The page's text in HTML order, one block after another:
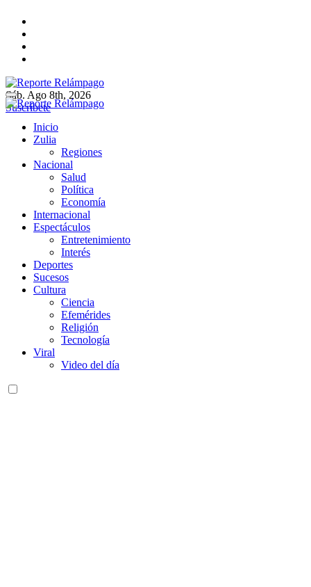
contenido
Reporte Relámpago
Claridad y rigor en cada noticia
Sáb. Ago 8th, 2026
Suscríbete
Reporte Relámpago
Claridad y rigor en cada noticia
Inicio
Zulia
Regiones
Nacional
Salud
Política
Economía
Internacional
Espectáculos
Entretenimiento
Interés
Deportes
Sucesos
Cultura
Ciencia
Efemérides
Religión
Tecnología
Viral
Video del día